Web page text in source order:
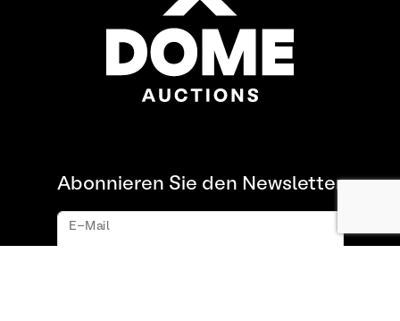
Abonnieren Sie den Newsletter
E-Mail